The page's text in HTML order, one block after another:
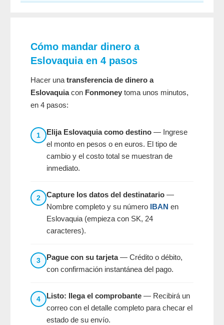
Cómo mandar dinero a
Eslovaquia en 4 pasos
Hacer una transferencia de dinero a
Eslovaquiacon Fonmoney toma unos minutos,
en 4 pasos:
1 Elija Eslovaquia como destino — Ingrese
el monto en pesos o en euros. El tipo de
cambio y el costo total se muestran de
inmediato.
2 Capture los datos del destinatario —
Nombre completo y su número IBAN en
Eslovaquia (empieza con SK, 24
caracteres).
3 Pague con su tarjeta— Crédito o débito,
con confirmación instantánea del pago.
4 Listo: llega el comprobante — Recibirá un
correo con el detalle completo para checar el
estado de su envío.